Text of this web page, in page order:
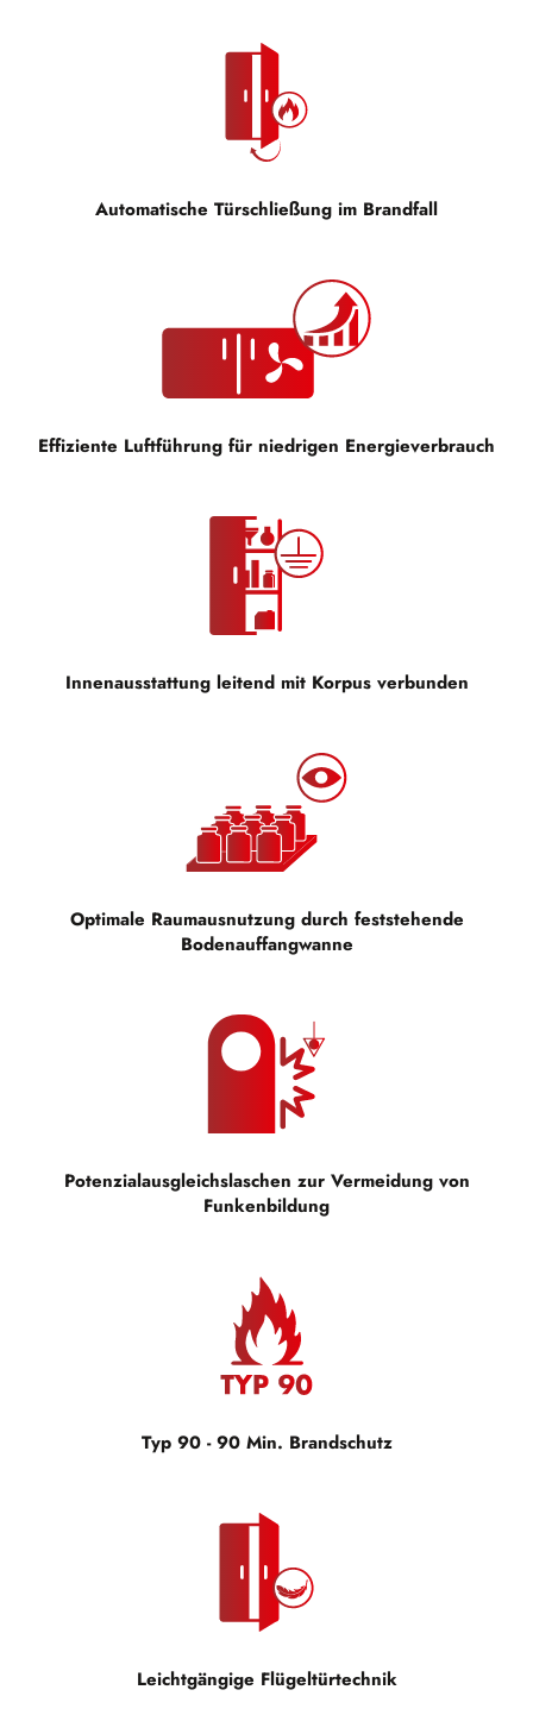
Automatische Türschließung im Brandfall
Effiziente Luftführung für niedrigen Energieverbrauch
Innenausstattung leitend mit Korpus verbunden
Optimale Raumausnutzung durch feststehende
Bodenauffangwanne
Potenzialausgleichslaschen zur Vermeidung von
Funkenbildung
Typ 90 - 90 Min. Brandschutz
Leichtgängige Flügeltürtechnik